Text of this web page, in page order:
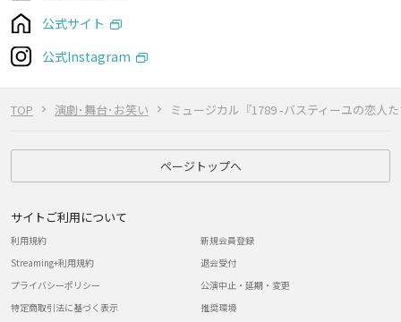
TOP 演劇･舞台･お笑い ミュージカル『1789 -バスティーユの恋人
公式サイト
公式Instagram
ページトップへ
サイトご利用について
利用規約
Streaming+利用規約
プライバシーポリシー
特定商取引法に基づく表示
新規会員登録
退会受付
公演中止・延期・変更
推奨環境